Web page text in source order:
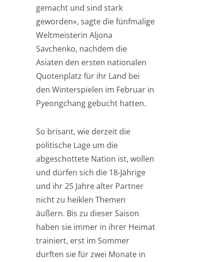
gemacht und sind stark
geworden», sagte die fünfmalige
Weltmeisterin Aljona
Savchenko, nachdem die
Asiaten den ersten nationalen
Quotenplatz für ihr Land bei
den Winterspielen im Februar in
Pyeongchang gebucht hatten.
So brisant, wie derzeit die
politische Lage um die
abgeschottete Nation ist, wollen
und dürfen sich die 18-Jährige
und ihr 25 Jahre alter Partner
nicht zu heiklen Themen
äußern. Bis zu dieser Saison
haben sie immer in ihrer Heimat
trainiert, erst im Sommer
durften sie für zwei Monate in